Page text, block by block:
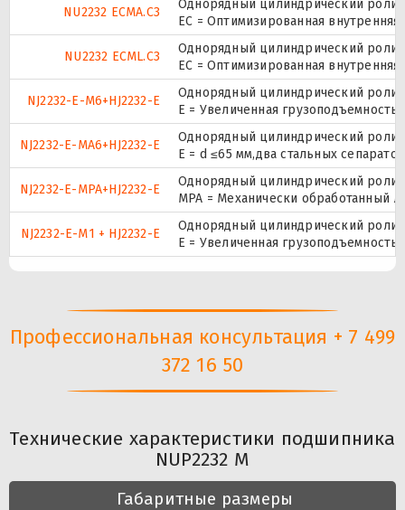
NU2232 ECMA.C3
Однорядный цилиндрический
EC = Оптимизированная
NU2232 ECML.C3
Однорядный цилиндрический
EC = Оптимизированная
NJ2232-E-M6+HJ2232-E
Однорядный цилиндрический
E = Увеличенная
NJ2232-E-MA6+HJ2232-E
Однорядный цилиндрический
E = d ≤65 мм,два стальных
NJ2232-E-MPA+HJ2232-E
Однорядный цилиндрический
MPA = Механически обработанный
NJ2232-E-M1 + HJ2232-E
Однорядный цилиндрический
E = Увеличенная
Профессиональная консультация + 7 499
372 16 50
Технические характеристики подшипника
NUP2232 M
Габаритные размеры